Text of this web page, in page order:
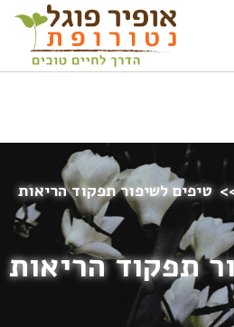
להתחיל דרך חיים בריאה?
לאתר!
טיפים לשיפור תפקוד הריאות
תפקוד הריאות